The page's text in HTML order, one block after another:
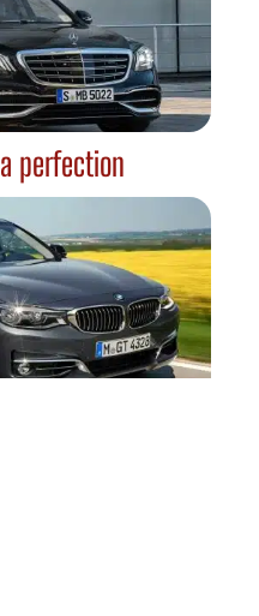
perfection